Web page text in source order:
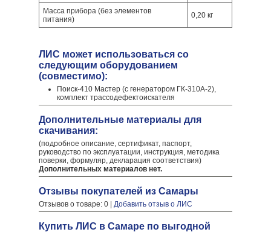
Масса прибора (без элементов
питания)
0,20 кг
ЛИС может использоваться со
следующим оборудованием
(совместимо):
Поиск-410 Мастер (с генератором ГК-310А-2),
комплект трассодефектоискателя
Дополнительные материалы для
скачивания:
(подробное описание, сертификат, паспорт,
руководство по эксплуатации, инструкция, методика
поверки, формуляр, декларация соответствия)
Дополнительных материалов нет.
Отзывы покупателей из Самары
Отзывов о товаре: 0 | Добавить отзыв о ЛИС
Купить ЛИС в Самаре по выгодной